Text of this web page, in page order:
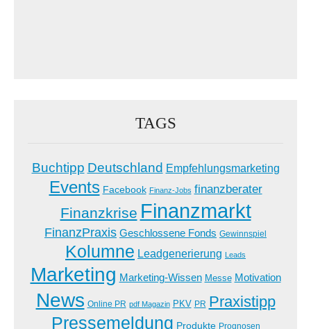
TAGS
Buchtipp Deutschland Empfehlungsmarketing
Events Facebook Finanz-Jobs finanzberater
Finanzkrise Finanzmarkt
FinanzPraxis Geschlossene Fonds Gewinnspiel
Kolumne Leadgenerierung Leads
Marketing Marketing-Wissen Messe Motivation
News Online PR pdf Magazin PKV PR Praxistipp
Pressemeldung Produkte Prognosen